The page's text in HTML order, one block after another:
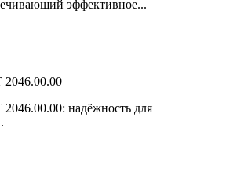
эффективное...
надёжность для